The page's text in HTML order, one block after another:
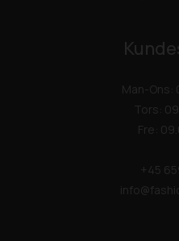
Man-Ons:
Tors:
Fre:
+45